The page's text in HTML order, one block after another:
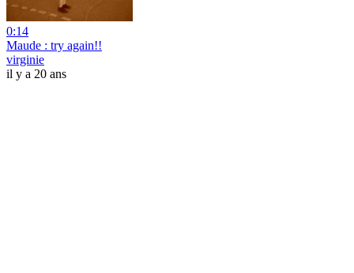
0:14
Maude : try again!!
virginie
il y a 20 ans